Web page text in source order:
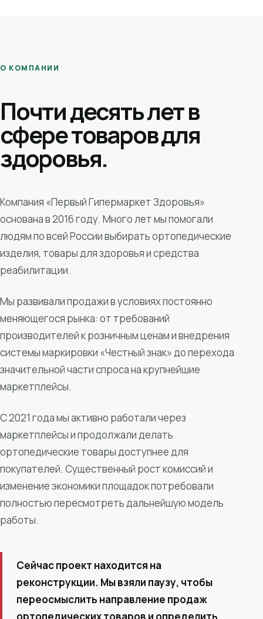
О КОМПАНИИ
Почти десять лет в
сфере товаров для
здоровья.
Компания «Первый Гипермаркет Здоровья»
основана в 2016 году. Много лет мы помогали
людям по всей России выбирать ортопедические
изделия, товары для здоровья и средства
реабилитации.
Мы развивали продажи в условиях постоянно
меняющегося рынка: от требований
производителей к розничным ценам и внедрения
системы маркировки «Честный знак» до перехода
значительной части спроса на крупнейшие
маркетплейсы.
С 2021 года мы активно работали через
маркетплейсы и продолжали делать
ортопедические товары доступнее для
покупателей. Существенный рост комиссий и
изменение экономики площадок потребовали
полностью пересмотреть дальнейшую модель
работы.
Сейчас проект находится на
реконструкции. Мы взяли паузу, чтобы
переосмыслить направление продаж